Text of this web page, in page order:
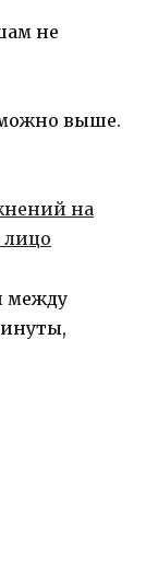
не
выше.
между